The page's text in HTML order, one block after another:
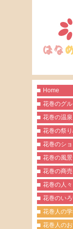
Home
花巻のグル
花巻の温泉
花巻の祭
花巻のシ
花巻の風景
花巻の商売
花巻の人々
花巻のい
花巻人の
花巻人の